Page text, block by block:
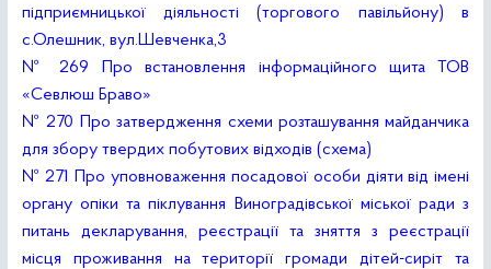
підприємницької діяльності (торгового павільйону) в
с.Олешник, вул.Шевченка,3
№ 269 Про встановлення інформаційного щита ТОВ
«Севлюш Браво»
№ 270 Про затвердження схеми розташування майданчика
для збору твердих побутових відходів (схема)
№ 271 Про уповноваження посадової особи діяти від імені
органу опіки та піклування Виноградівської міської ради з
питань декларування, реєстрації та зняття з реєстрації
місця проживання на території громади дітей-сиріт та